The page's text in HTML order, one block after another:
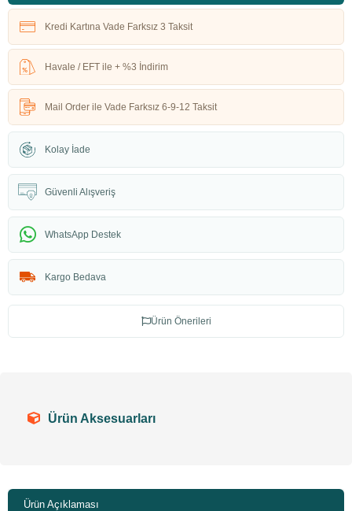
Kredi Kartına Vade Farksız 3 Taksit
Havale / EFT ile + %3 İndirim
Mail Order ile Vade Farksız 6-9-12 Taksit
Kolay İade
Güvenli Alışveriş
WhatsApp Destek
Kargo Bedava
Ürün Önerileri
Ürün Aksesuarları
Ürün Açıklaması